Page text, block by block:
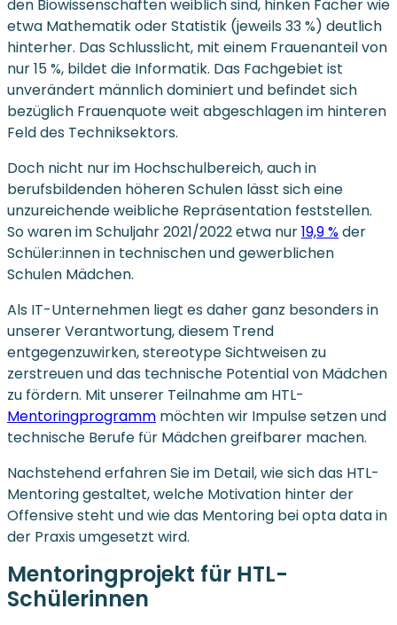
den Biowissenschaften weiblich sind, hinken Fächer wie
etwa Mathematik oder Statistik (jeweils 33 %) deutlich
hinterher. Das Schlusslicht, mit einem Frauenanteil von
nur 15 %, bildet die Informatik. Das Fachgebiet ist
unverändert männlich dominiert und befindet sich
bezüglich Frauenquote weit abgeschlagen im hinteren
Feld des Techniksektors.
Doch nicht nur im Hochschulbereich, auch in
berufsbildenden höheren Schulen lässt sich eine
unzureichende weibliche Repräsentation feststellen.
So waren im Schuljahr 2021/2022 etwa nur19,9 %der
Schüler:innen in technischen und gewerblichen
Schulen Mädchen.
Als IT-Unternehmen liegt es daher ganz besonders in
unserer Verantwortung, diesem Trend
entgegenzuwirken, stereotype Sichtweisen zu
zerstreuen und das technische Potential von Mädchen
zu fördern. Mit unserer Teilnahme am HTL-
Mentoringprogramm möchten wir Impulse setzen und
technische Berufe für Mädchen greifbarer machen.
Nachstehend erfahren Sie im Detail, wie sich das HTL-
Mentoring gestaltet, welche Motivation hinter der
Offensive steht und wie das Mentoring bei opta data in
der Praxis umgesetzt wird.
Mentoringprojekt für HTL-
Schülerinnen